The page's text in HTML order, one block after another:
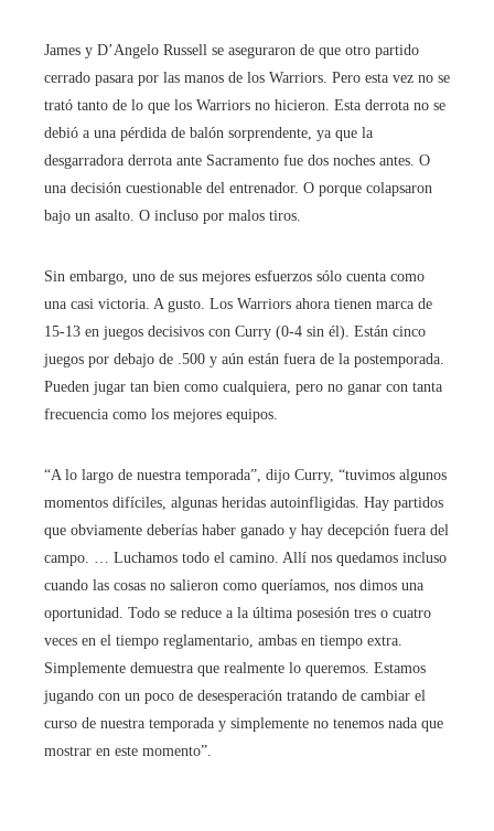
James y D’Angelo Russell se aseguraron de que otro partido
cerrado pasara por las manos de los Warriors. Pero esta vez no se
trató tanto de lo que los Warriors no hicieron. Esta derrota no se
debió a una pérdida de balón sorprendente, ya que la
desgarradora derrota ante Sacramento fue dos noches antes. O
una decisión cuestionable del entrenador. O porque colapsaron
bajo un asalto. O incluso por malos tiros.
Sin embargo, uno de sus mejores esfuerzos sólo cuenta como
una casi victoria. A gusto. Los Warriors ahora tienen marca de
15-13 en juegos decisivos con Curry (0-4 sin él). Están cinco
juegos por debajo de .500 y aún están fuera de la postemporada.
Pueden jugar tan bien como cualquiera, pero no ganar con tanta
frecuencia como los mejores equipos.
“A lo largo de nuestra temporada”, dijo Curry, “tuvimos algunos
momentos difíciles, algunas heridas autoinfligidas. Hay partidos
que obviamente deberías haber ganado y hay decepción fuera del
campo. … Luchamos todo el camino. Allí nos quedamos incluso
cuando las cosas no salieron como queríamos, nos dimos una
oportunidad. Todo se reduce a la última posesión tres o cuatro
veces en el tiempo reglamentario, ambas en tiempo extra.
Simplemente demuestra que realmente lo queremos. Estamos
jugando con un poco de desesperación tratando de cambiar el
curso de nuestra temporada y simplemente no tenemos nada que
mostrar en este momento”.